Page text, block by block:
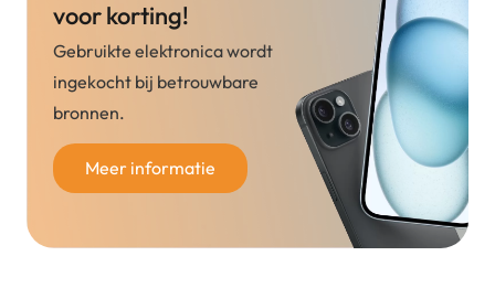
voor korting!
Gebruikte elektronica wordt
ingekocht bij betrouwbare
bronnen.
Meer informatie